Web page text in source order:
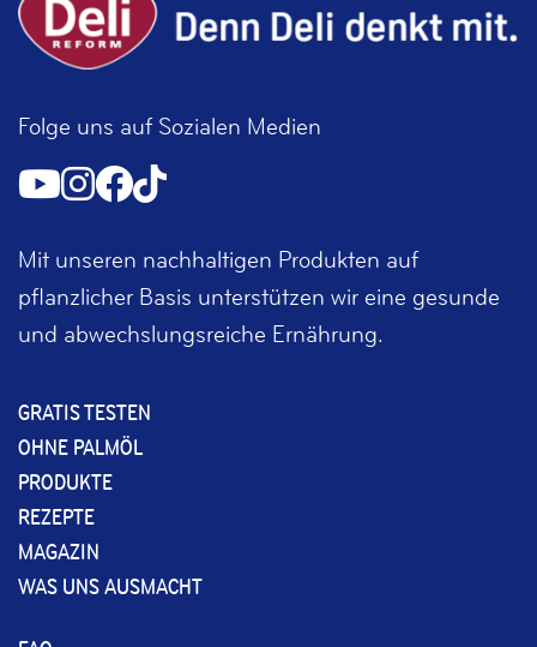
Folge uns auf Sozialen Medien
Mit unseren nachhaltigen Produkten auf
pflanzlicher Basis unterstützen wir eine gesunde
und abwechslungsreiche Ernährung.
GRATIS TESTEN
OHNE PALMÖL
PRODUKTE
REZEPTE
MAGAZIN
WAS UNS AUSMACHT